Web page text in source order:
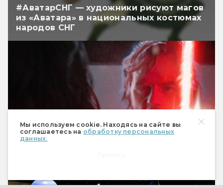
Мы используем cookie. Находясь на сайте вы
соглашаетесь на обработку персональных
данных.
#АватарСНГ — художники рисуют магов
из «Аватара» в национальных костюмах
народов СНГ